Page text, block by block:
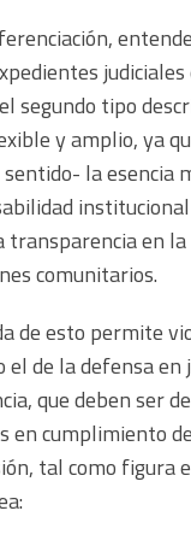
judiciales
segundo tipo
y amplio, ya
la esencia
en
comunitarios.
de esto permite
el de la defensa en
que deben ser
en cumplimiento
tal como figura